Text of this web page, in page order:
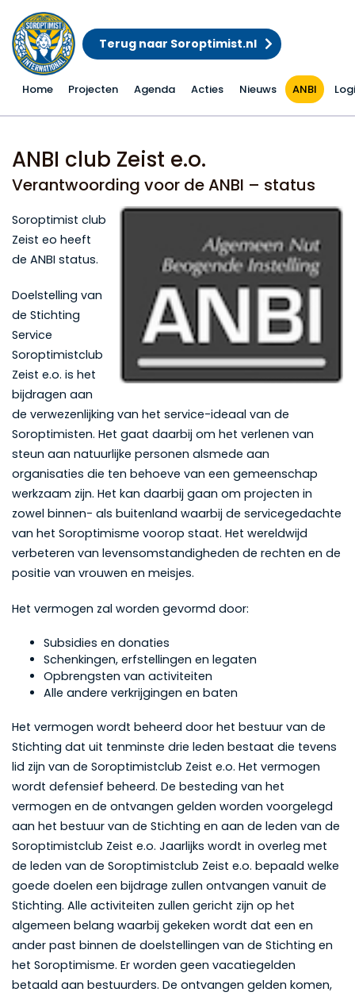
Terug naar Soroptimist.nl
Home Projecten Agenda Acties Nieuws ANBI
ANBI
ANBI club Zeist e.o.
Verantwoording voor de ANBI – status
Soroptimist club
Zeist eo heeft
de ANBI status.
Doelstelling van
de Stichting
Service
Soroptimistclub
Zeist e.o. is het
bijdragen aan
de verwezenlijking van het service-ideaal van de
Soroptimisten. Het gaat daarbij om het verlenen van
steun aan natuurlijke personen alsmede aan
organisaties die ten behoeve van een gemeenschap
werkzaam zijn. Het kan daarbij gaan om projecten in
zowel binnen- als buitenland waarbij de servicegedachte
van het Soroptimisme voorop staat. Het wereldwijd
verbeteren van levensomstandigheden de rechten en de
positie van vrouwen en meisjes.
Het vermogen zal worden gevormd door:
Subsidies en donaties
Schenkingen, erfstellingen en legaten
Opbrengsten van activiteiten
Alle andere verkrijgingen en baten
Het vermogen wordt beheerd door het bestuur van de
Stichting dat uit tenminste drie leden bestaat die tevens
lid zijn van de Soroptimistclub Zeist e.o. Het vermogen
wordt defensief beheerd. De besteding van het
vermogen en de ontvangen gelden worden voorgelegd
aan het bestuur van de Stichting en aan de leden van de
Soroptimistclub Zeist e.o. Jaarlijks wordt in overleg met
de leden van de Soroptimistclub Zeist e.o. bepaald welke
goede doelen een bijdrage zullen ontvangen vanuit de
Stichting. Alle activiteiten zullen gericht zijn op het
algemeen belang waarbij gekeken wordt dat een en
ander past binnen de doelstellingen van de Stichting en
het Soroptimisme. Er worden geen vacatiegelden
betaald aan bestuurders. De ontvangen gelden komen,